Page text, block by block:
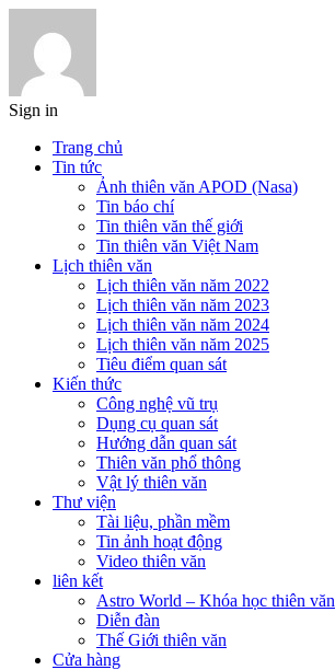
Sign in
Trang chủ
Tin tức
Ảnh thiên văn APOD (Nasa)
Tin báo chí
Tin thiên văn thế giới
Tin thiên văn Việt Nam
Lịch thiên văn
Lịch thiên văn năm 2022
Lịch thiên văn năm 2023
Lịch thiên văn năm 2024
Lịch thiên văn năm 2025
Tiêu điểm quan sát
Kiến thức
Công nghệ vũ trụ
Dụng cụ quan sát
Hướng dẫn quan sát
Thiên văn phổ thông
Vật lý thiên văn
Thư viện
Tài liệu, phần mềm
Tin ảnh hoạt động
Video thiên văn
liên kết
Astro World – Khóa học thiên văn
Diễn đàn
Thế Giới thiên văn
Cửa hàng